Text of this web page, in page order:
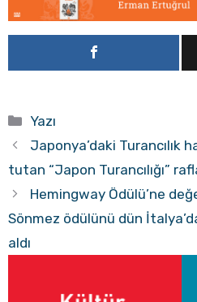
Kategoriler
Yazı
Japonya’daki Turancılık
tutan “Japon Turancılığı”
Hemingway Ödülü’ne
Sönmez ödülünü dün
aldı